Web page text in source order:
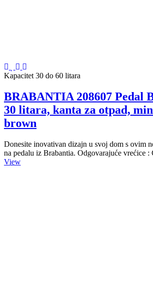
Kapacitet 30 do 60 litara
BRABANTIA 208607 Pedal
30 litara, kanta za otpad,
brown
Donesite inovativan dizajn u svoj dom s ovim
na pedalu iz Brabantia. Odgovarajuće vrećice :
View